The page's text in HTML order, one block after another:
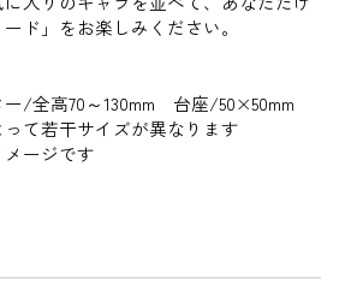
ド」をお楽しみください。
/全高70～130mm 台座/50×50mm
て若干サイズが異なります
ージです